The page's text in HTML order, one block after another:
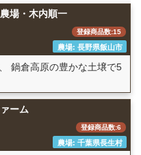
場・木内順一
登録商品数:15
農場: 長野県飯山市
鍋倉高原の豊かな土壌で5
ーム
登録商品数:6
農場: 千葉県長生村